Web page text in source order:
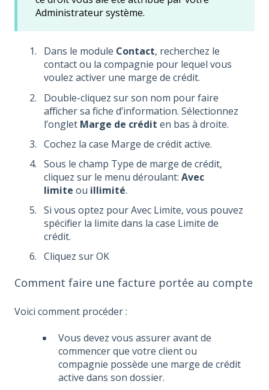
Administrateur système.
Dans le module Contact, recherchez le
contact ou la compagnie pour lequel vous
voulez activer une marge de crédit.
Double-cliquez sur son nom pour faire
afficher sa fiche d’information. Sélectionnez
l’onglet Marge de crédit en bas à droite.
Cochez la case Marge de crédit active.
Sous le champ Type de marge de crédit,
cliquez sur le menu déroulant: Avec
limite ou illimité.
Si vous optez pour Avec Limite, vous pouvez
spécifier la limite dans la case Limite de
crédit.
Cliquez sur OK
Comment faire une facture portée au compte
Voici comment procéder :
Vous devez vous assurer avant de
commencer que votre client ou
compagnie possède une marge de crédit
active dans son dossier.